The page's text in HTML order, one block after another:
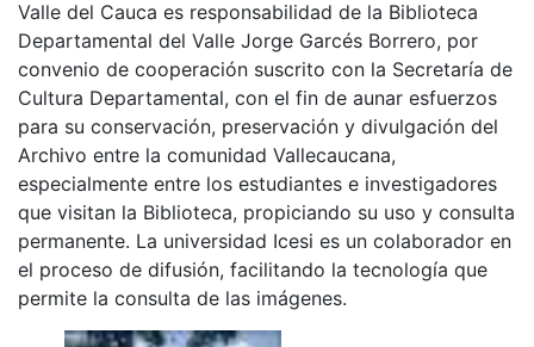
Valle del Cauca es responsabilidad de la Biblioteca
Departamental del Valle Jorge Garcés Borrero, por
convenio de cooperación suscrito con la Secretaría de
Cultura Departamental, con el fin de aunar esfuerzos
para su conservación, preservación y divulgación del
Archivo entre la comunidad Vallecaucana,
especialmente entre los estudiantes e investigadores
que visitan la Biblioteca, propiciando su uso y consulta
permanente. La universidad Icesi es un colaborador en
el proceso de difusión, facilitando la tecnología que
permite la consulta de las imágenes.